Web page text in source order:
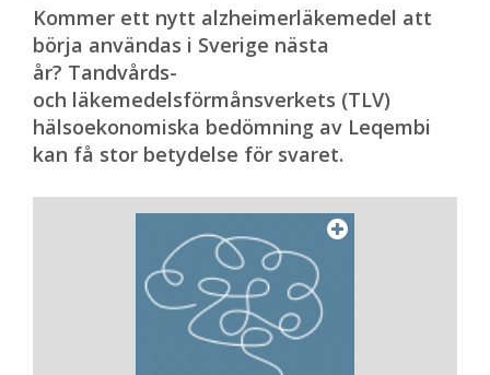
Kommer ett nytt alzheimerläkemedel att
börja användas i Sverige nästa
år? Tandvårds-
och läkemedelsförmånsverkets (TLV)
hälsoekonomiska bedömning av Leqembi
kan få stor betydelse för svaret.